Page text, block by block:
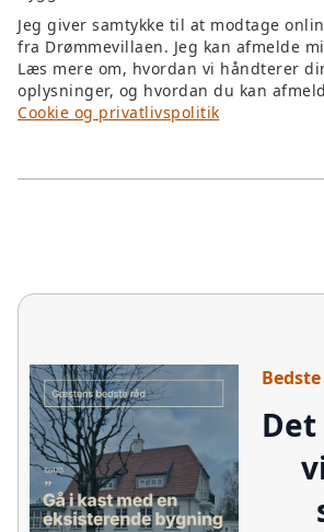
Jeg giver samtykke til at modtage
fra Drømmevillaen. Jeg kan afmelde
Læs mere om, hvordan vi håndterer
oplysninger, og hvordan du kan
Cookie og privatlivspolitik